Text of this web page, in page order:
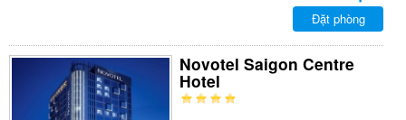
Đặt phòng
Novotel Saigon Centre
Hotel